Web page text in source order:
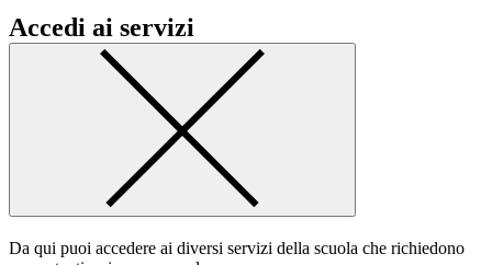
Accedi ai servizi
Da qui puoi accedere ai diversi servizi della scuola che richiedono